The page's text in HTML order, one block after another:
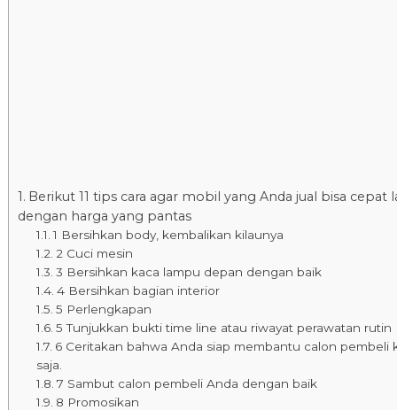
Berikut 11 tips cara agar mobil yang Anda jual bisa cepat
dengan harga yang pantas
1 Bersihkan body, kembalikan kilaunya
2 Cuci mesin
3 Bersihkan kaca lampu depan dengan baik
4 Bersihkan bagian interior
5 Perlengkapan
5 Tunjukkan bukti time line atau riwayat perawatan rutin
6 Ceritakan bahwa Anda siap membantu calon pembeli
saja.
7 Sambut calon pembeli Anda dengan baik
8 Promosikan